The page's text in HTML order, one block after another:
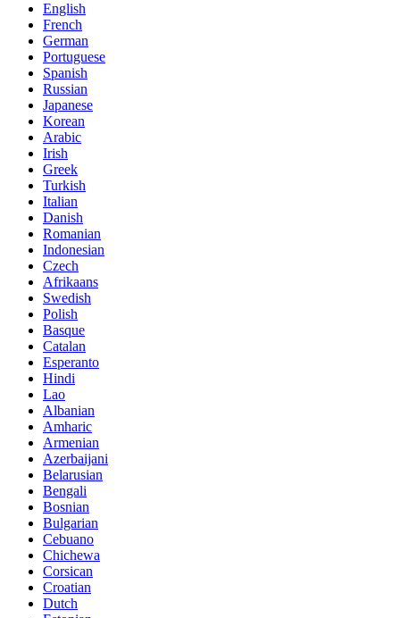
English
French
German
Portuguese
Spanish
Russian
Japanese
Korean
Arabic
Irish
Greek
Turkish
Italian
Danish
Romanian
Indonesian
Czech
Afrikaans
Swedish
Polish
Basque
Catalan
Esperanto
Hindi
Lao
Albanian
Amharic
Armenian
Azerbaijani
Belarusian
Bengali
Bosnian
Bulgarian
Cebuano
Chichewa
Corsican
Croatian
Dutch